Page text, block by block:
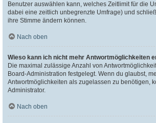
Benutzer auswählen kann, welches Zeitlimit für die
dabei eine zeitlich unbegrenzte Umfrage) und
ihre Stimme ändern können.
Nach oben
Wieso kann ich nicht mehr Antwortmöglichkeiten
Die maximal zulässige Anzahl von
Board-Administration festgelegt. Wenn du glaubst,
Antwortmöglichkeiten als zugelassen zu benötigen,
Administrator.
Nach oben